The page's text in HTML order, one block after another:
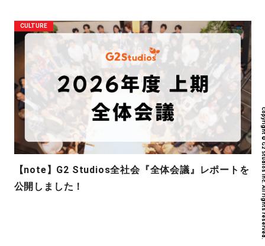
Copyright © G2
CULTURE
【note】G2 Studios全社会『全体会議』レポートを
公開しました！